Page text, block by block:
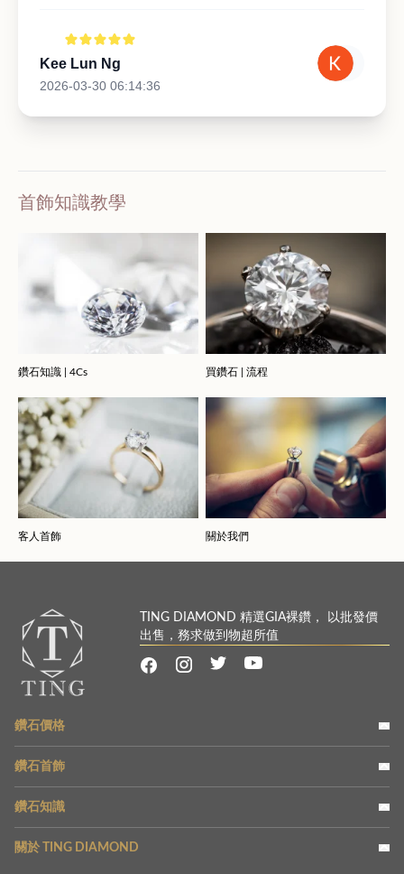
Kee Lun Ng
2026-03-30 06:14:36
首飾知識教學
鑽石知識 | 4Cs 買鑽石 | 流程
客人首飾 關於我們
TING DIAMOND 精選GIA裸鑽， 以批發價
出售，務求做到物超所值
鑽石價格
鑽石首飾
鑽石知識
關於 TING DIAMOND